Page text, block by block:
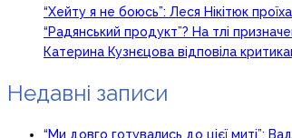
“Хейту я не боюсь”: Леся Нікітюк
“Радянський продукт”? На тлі
Катерина Кузнєцова відповіла
Недавні записи
“Ми довго готувались до цієї миті”: